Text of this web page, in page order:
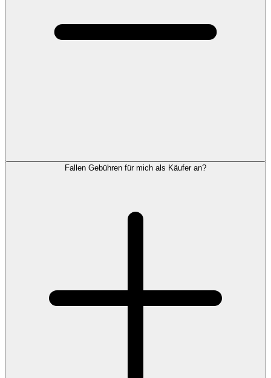
Fallen Gebühren für mich als Käufer an?